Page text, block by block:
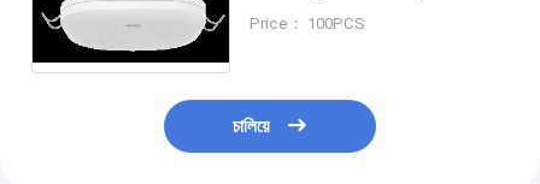
Price： 100PCS
চালিয়ে